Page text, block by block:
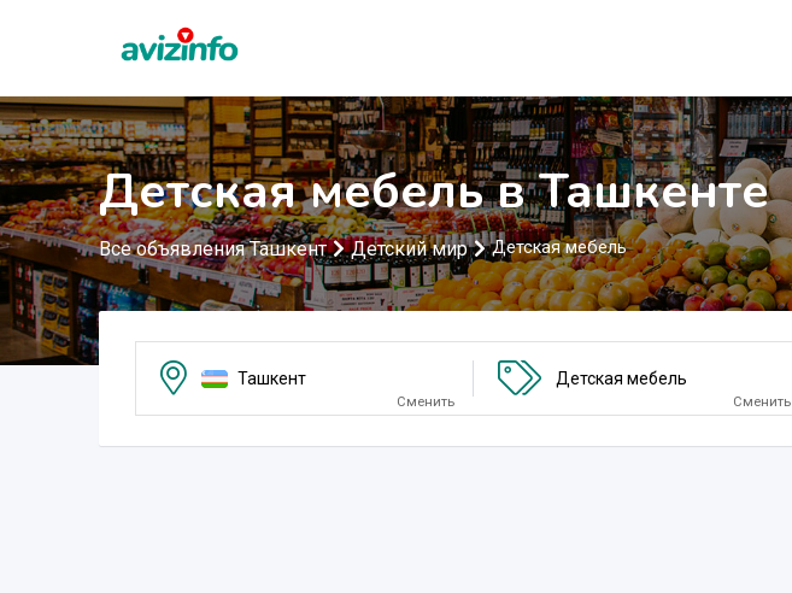
Детская мебель в Ташкенте
Все объявления Ташкент Детский мир Детская мебель
Ташкент
Сменить
Детская мебель
Сменить